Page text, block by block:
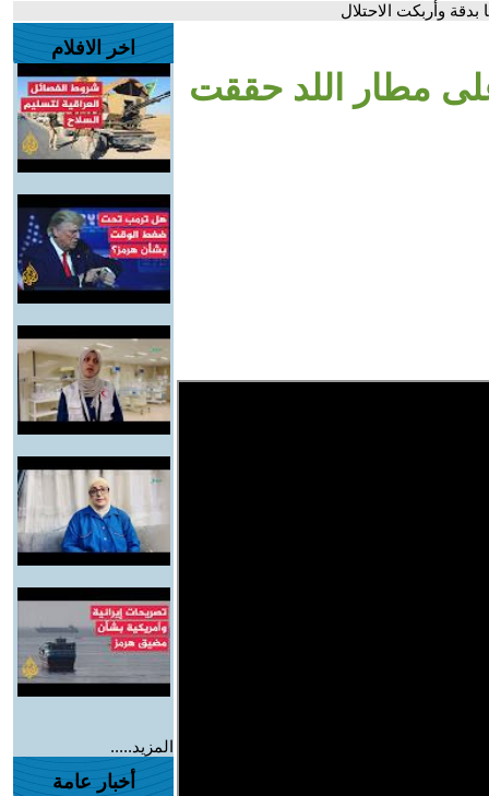
وأربكت الاحتلال
مطار اللد حققت
اخر الافلام
المزيد.....
أخبار عامة